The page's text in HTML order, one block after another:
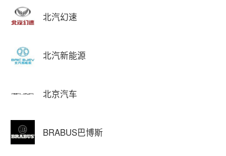
北汽幻速
北汽新能源
北京汽车
BRABUS巴博斯